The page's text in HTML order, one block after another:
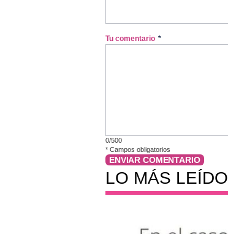
Tu comentario *
0/500
* Campos obligatorios
ENVIAR COMENTARIO
LO MÁS LEÍDO